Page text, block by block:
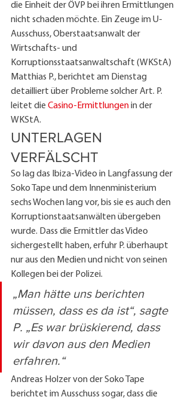
die Einheit der ÖVP bei ihren Ermittlungen
nicht schaden möchte. Ein Zeuge im U-
Ausschuss, Oberstaatsanwalt der
Wirtschafts- und
Korruptionsstaatsanwaltschaft (WKStA)
Matthias P., berichtet am Dienstag
detailliert über Probleme solcher Art. P.
leitet die Casino-Ermittlungen in der
WKStA.
UNTERLAGEN
VERFÄLSCHT
So lag das Ibiza-Video in Langfassung der
Soko Tape und dem Innenministerium
sechs Wochen lang vor, bis sie es auch den
Korruptionstaatsanwälten übergeben
wurde. Dass die Ermittler das Video
sichergestellt haben, erfuhr P. überhaupt
nur aus den Medien und nicht von seinen
Kollegen bei der Polizei.
„Man hätte uns berichten
müssen, dass es da ist“, sagte
P. „Es war brüskierend, dass
wir davon aus den Medien
erfahren.“
Andreas Holzer von der Soko Tape
berichtet im Ausschuss sogar, dass die